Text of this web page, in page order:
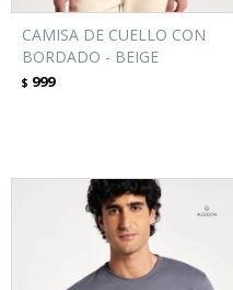
CAMISA DE CUELLO CON
BORDADO - BEIGE
$ 999